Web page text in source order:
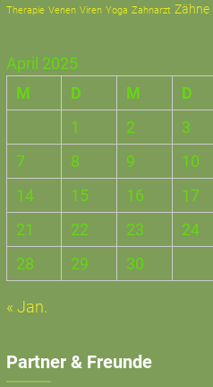
Therapie Venen Viren Yoga Zahnarzt Zähne
April 2025
M
D M D
1
2 3
7
8 9 10
14
15 16 17
21
22 23 24
28
29 30
« Jan.
Partner & Freunde